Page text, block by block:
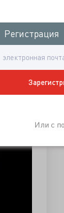
Регистрация
Регистрация
Или с